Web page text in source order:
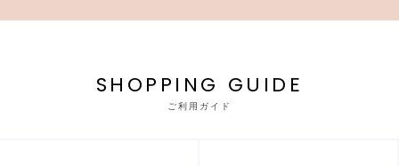
SHOPPING GUIDE
ご利用ガイド